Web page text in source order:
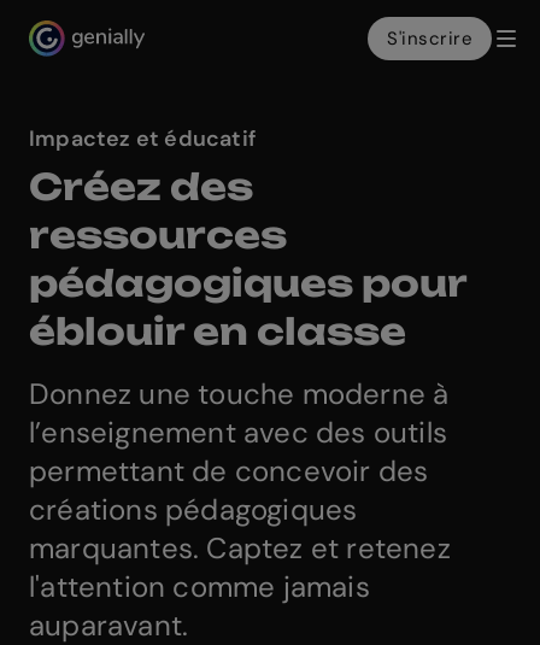
Genialy home page
S'inscrire
Impactez et éducatif
Créez des
ressources
pédagogiques pour
éblouir en classe
Donnez une touche moderne à
l’enseignement avec des outils
permettant de concevoir des
créations pédagogiques
marquantes. Captez et retenez
l'attention comme jamais
auparavant.